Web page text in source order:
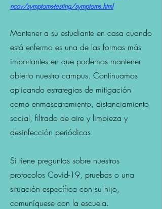
ncov/symptoms-testing/symptoms.html
Mantener a su estudiante en casa cuando
está enfermo es una de las formas más
importantes en que podemos mantener
abierto nuestro campus. Continuamos
aplicando estrategias de mitigación
como enmascaramiento, distanciamiento
social, filtrado de aire y limpieza y
desinfección periódicas.
Si tiene preguntas sobre nuestros
protocolos Covid-19, pruebas o una
situación específica con su hijo,
comuníquese con la escuela.